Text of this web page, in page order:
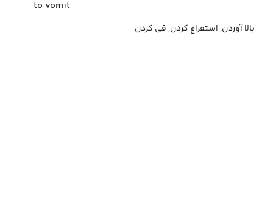
to vomit
بالا آوردن, استفراغ کردن, قی کردن